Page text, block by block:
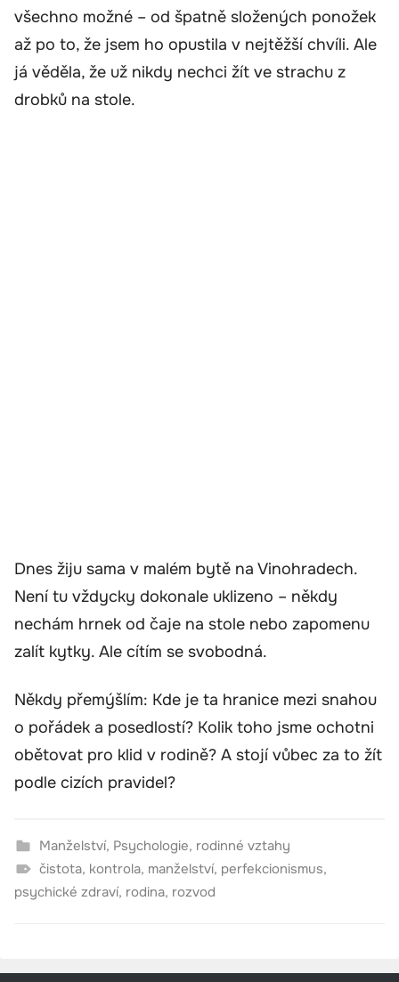
všechno možné – od špatně složených ponožek
až po to, že jsem ho opustila v nejtěžší chvíli. Ale
já věděla, že už nikdy nechci žít ve strachu z
drobků na stole.
Dnes žiju sama v malém bytě na Vinohradech.
Není tu vždycky dokonale uklizeno – někdy
nechám hrnek od čaje na stole nebo zapomenu
zalít kytky. Ale cítím se svobodná.
Někdy přemýšlím: Kde je ta hranice mezi snahou
o pořádek a posedlostí? Kolik toho jsme ochotni
obětovat pro klid v rodině? A stojí vůbec za to žít
podle cizích pravidel?
Manželství, Psychologie, rodinné vztahy
čistota, kontrola, manželství, perfekcionismus,
psychické zdraví, rodina, rozvod